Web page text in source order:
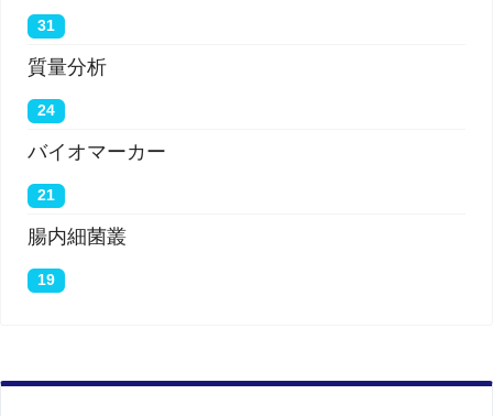
31
質量分析
24
バイオマーカー
21
腸内細菌叢
19